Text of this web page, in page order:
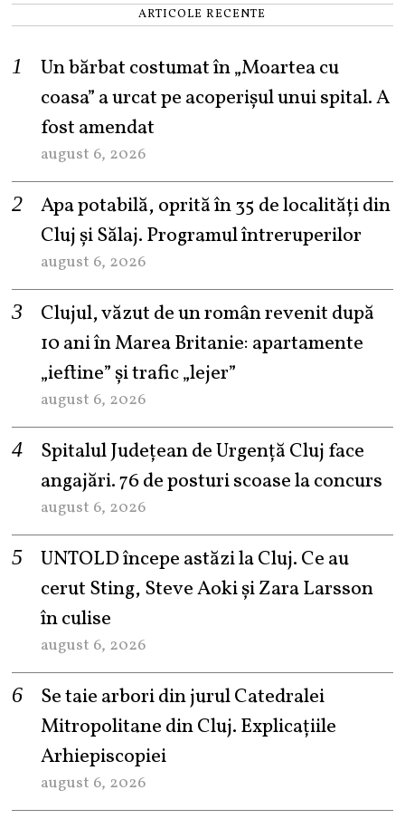
ARTICOLE RECENTE
Un bărbat costumat în „Moartea cu
coasa” a urcat pe acoperișul unui spital. A
fost amendat
august 6, 2026
Apa potabilă, oprită în 35 de localități din
Cluj și Sălaj. Programul întreruperilor
august 6, 2026
Clujul, văzut de un român revenit după
10 ani în Marea Britanie: apartamente
„ieftine” și trafic „lejer”
august 6, 2026
Spitalul Județean de Urgență Cluj face
angajări. 76 de posturi scoase la concurs
august 6, 2026
UNTOLD începe astăzi la Cluj. Ce au
cerut Sting, Steve Aoki și Zara Larsson
în culise
august 6, 2026
Se taie arbori din jurul Catedralei
Mitropolitane din Cluj. Explicațiile
Arhiepiscopiei
august 6, 2026